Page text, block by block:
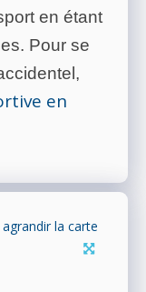
en étant
Pour se
en
agrandir la carte